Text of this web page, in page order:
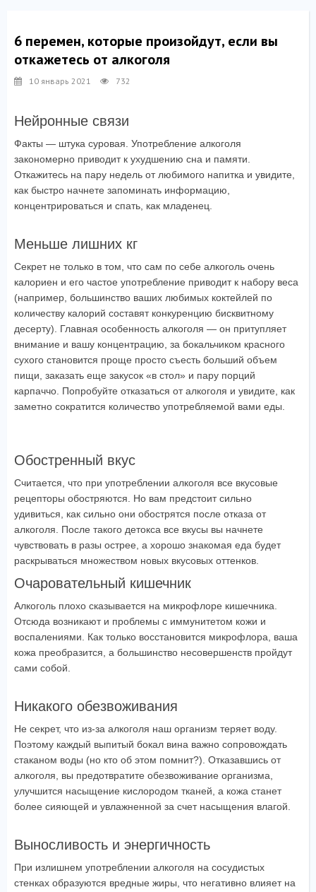
6 перемен, которые произойдут, если вы
откажетесь от алкоголя
10 январь 2021 732
Нейронные связи
Факты — штука суровая. Употребление алкоголя
закономерно приводит к ухудшению сна и памяти.
Откажитесь на пару недель от любимого напитка и увидите,
как быстро начнете запоминать информацию,
концентрироваться и спать, как младенец.
Меньше лишних кг
Секрет не только в том, что сам по себе алкоголь очень
калориен и его частое употребление приводит к набору веса
(например, большинство ваших любимых коктейлей по
количеству калорий составят конкуренцию бисквитному
десерту). Главная особенность алкоголя — он притупляет
внимание и вашу концентрацию, за бокальчиком красного
сухого становится проще просто съесть больший объем
пищи, заказать еще закусок «в стол» и пару порций
карпаччо. Попробуйте отказаться от алкоголя и увидите, как
заметно сократится количество употребляемой вами еды.
Обостренный вкус
Считается, что при употреблении алкоголя все вкусовые
рецепторы обостряются. Но вам предстоит сильно
удивиться, как сильно они обострятся после отказа от
алкоголя. После такого детокса все вкусы вы начнете
чувствовать в разы острее, а хорошо знакомая еда будет
раскрываться множеством новых вкусовых оттенков.
Очаровательный кишечник
Алкоголь плохо сказывается на микрофлоре кишечника.
Отсюда возникают и проблемы с иммунитетом кожи и
воспалениями. Как только восстановится микрофлора, ваша
кожа преобразится, а большинство несовершенств пройдут
сами собой.
Никакого обезвоживания
Не секрет, что из-за алкоголя наш организм теряет воду.
Поэтому каждый выпитый бокал вина важно сопровождать
стаканом воды (но кто об этом помнит?). Отказавшись от
алкоголя, вы предотвратите обезвоживание организма,
улучшится насыщение кислородом тканей, а кожа станет
более сияющей и увлажненной за счет насыщения влагой.
Выносливость и энергичность
При излишнем употреблении алкоголя на сосудистых
стенках образуются вредные жиры, что негативно влияет на